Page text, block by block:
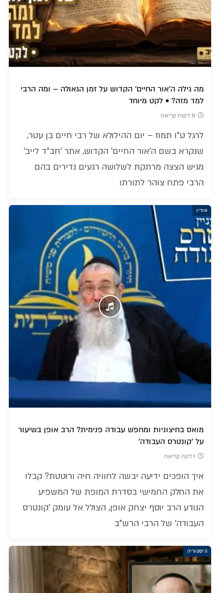
מה גילה ה'אור החיים' הקדוש על זמן הגאולה – ומה הרבי
למד מזה? • לקט מיוחד
8 דקות קריאה
לרגל ט"ו תמוז – יום ההילולא של רבי חיים בן עטר,
שנקרא בשם ה'אור החיים' הקדוש, אתר 'חב"ד לייב'
מגיש הצצה מרתקת לשלושה רגעים נדירים בהם
הרבי פתח צוהר לתורתו
אודיו
מואס בחיצוניות ומחפש עבודה פנימית? הרב אופן בשיעור
על 'קונטרס העבודה'
1 דקה קריאה
איך הופכים ידיעה יבשה לחוויה חיה ורוטטת? קבלו
את החלק החמישי בסדרת המופת של המשפיע
הנודע הרב יוסף יצחק אופן, הצולל אל עומק 'קונטרס
העבודה' של הרבי הרש"ב
היסטוריה